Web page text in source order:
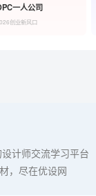
一人公司
创业新风口
计师交流学习平台
，尽在优设网